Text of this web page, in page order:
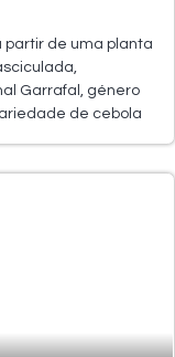
partir de uma planta
Garrafal, género
de cebola